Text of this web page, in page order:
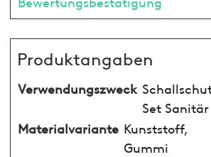
Produktangaben
Verwendungszweck
Set Sanitär
Materialvariante Kunststoff,
Gummi